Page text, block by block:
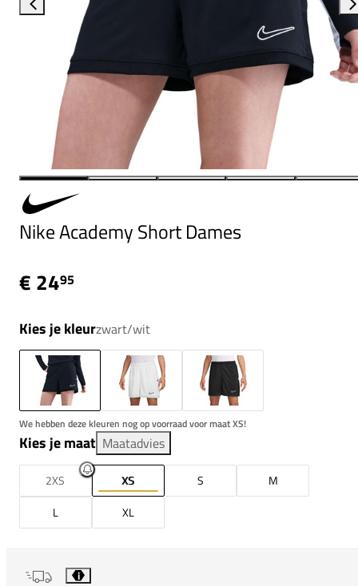
Nike Academy Short Dames
€ 2495
Kies je kleurzwart/wit
We hebben deze kleuren nog op voorraad voor maat XS!
Kies je maat Maatadvies
2XS XS S
M
L
XL
i